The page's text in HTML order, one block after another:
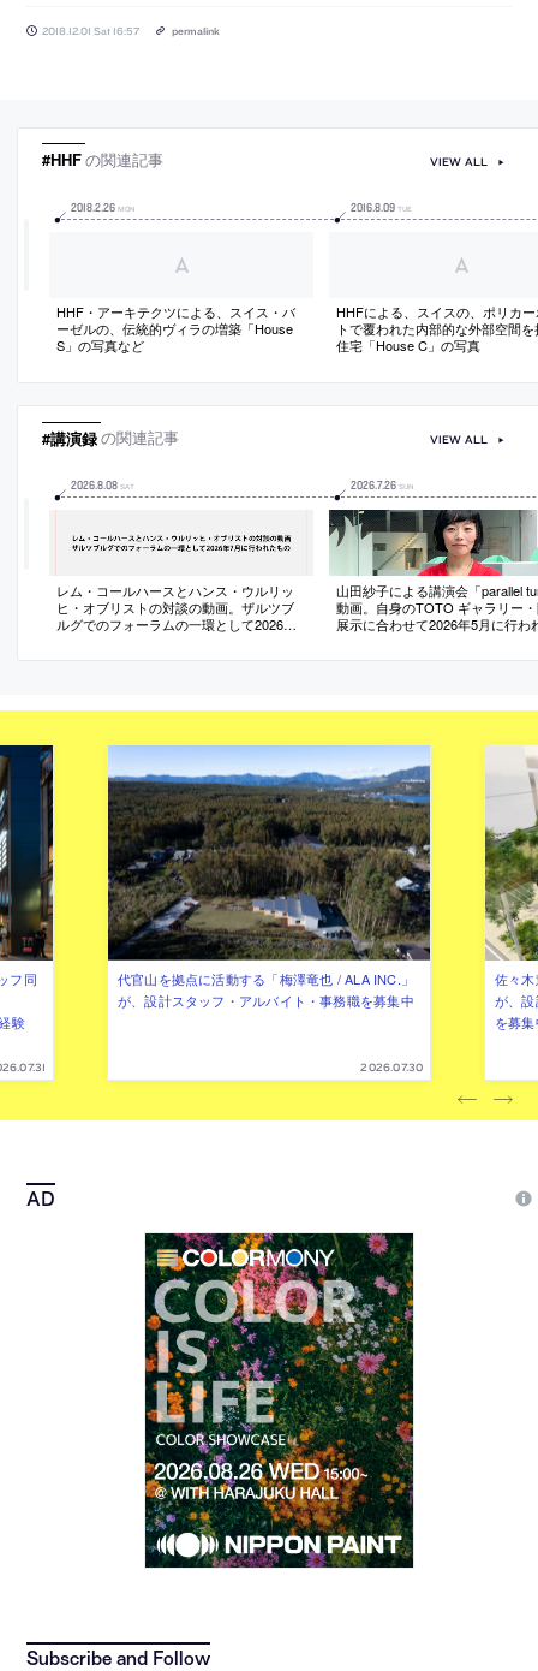
2018.12.01 Sat 16:57 permalink
#HHFの関連記事
2018.2.26 MON
HHF・アーキテクツによる、スイス・バ
ーゼルの、伝統的ヴィラの増築「House
S」の写真など
2016.8.09 TUE
HHFによる、スイスの、ポリカ
トで覆われた内部的な外部空間
住宅「House C」の写真
VIEW ALL
#講演録の関連記事
2026.8.08 SAT
レム・コールハースとハンス・ウルリッ
ヒ・オブリストの対談の動画。ザルツブ
ルグでのフォーラムの一環として2026年7
2026.7.26 SUN
山田紗子による講演会「parallel
動画。自身のTOTO ギャラリー
展示に合わせて2026年5月に行わ
VIEW ALL
フ同
験
代官山を拠点に活動する「梅澤竜也 / ALA INC.」
が、設計スタッフ・アルバイト・事務職を募集中
2026.07.30
佐々
が、
を募